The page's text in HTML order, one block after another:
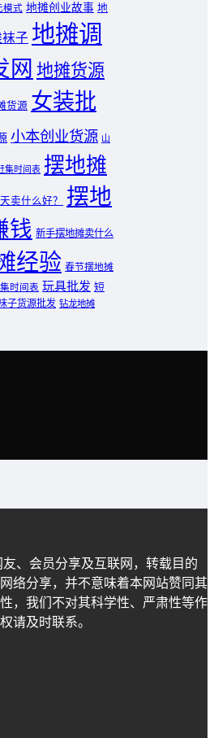
模式 地摊创业故事 地
子 地摊调
网 地摊货源
货源 女装批
小本创业货源 山
集时间表 摆地摊
卖什么好？
摆地
钱 新手摆地摊卖什么
经验 春节摆地摊
时间表 玩具批发 短
子货源批发 钻龙地摊
友、会员分享及互联网，转载目的
络分享，并不意味着本网站赞同其
，我们不对其科学性、严肃性等作
请及时联系。